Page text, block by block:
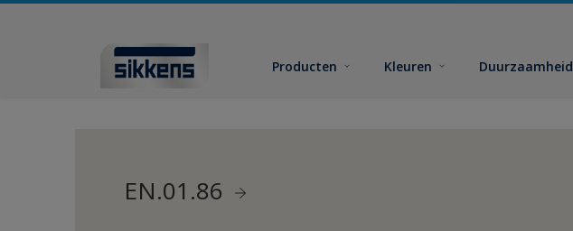
Producten Kleuren Duurzaamheid
EN.01.86